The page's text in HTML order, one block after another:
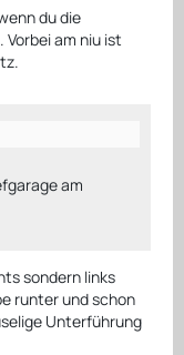
du die
am niu ist
am
sondern links
runter und schon
Unterführung